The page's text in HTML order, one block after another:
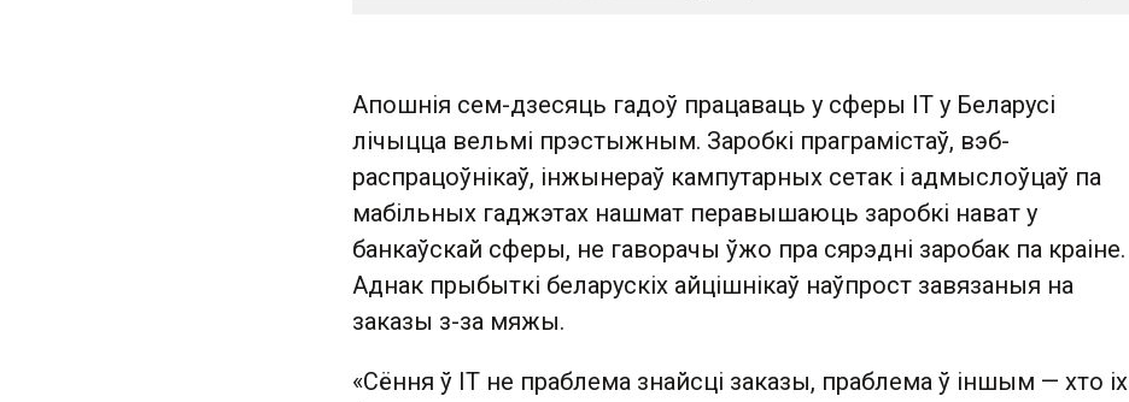
Апошнія сем-дзесяць гадоў працаваць у сферы IT у Беларусі
лічыцца вельмі прэстыжным. Заробкі праграмістаў, вэб-
распрацоўнікаў, інжынераў кампутарных сетак і адмыслоўцаў па
мабільных гаджэтах нашмат перавышаюць заробкі нават у
банкаўскай сферы, не гаворачы ўжо пра сярэдні заробак па краіне.
Аднак прыбыткі беларускіх айцішнікаў наўпрост завязаныя на
заказы з-за мяжы.
«Сёння ў IT не праблема знайсці заказы, праблема ў іншым — хто іх